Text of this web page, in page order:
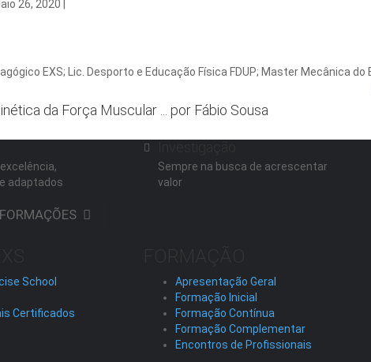
26, 2020 |
EXS; Lic. Desporto e Educação Física FDUP; Master Mecânica do
da Força Muscular ... por Fábio Sousa
adaptados
Sempre na busca de acrescentar
valor
School
Certificados
Apresentação Geral
Formação Inicial
Formação Contínua
Formação Complementar
Encontros de Profissionais